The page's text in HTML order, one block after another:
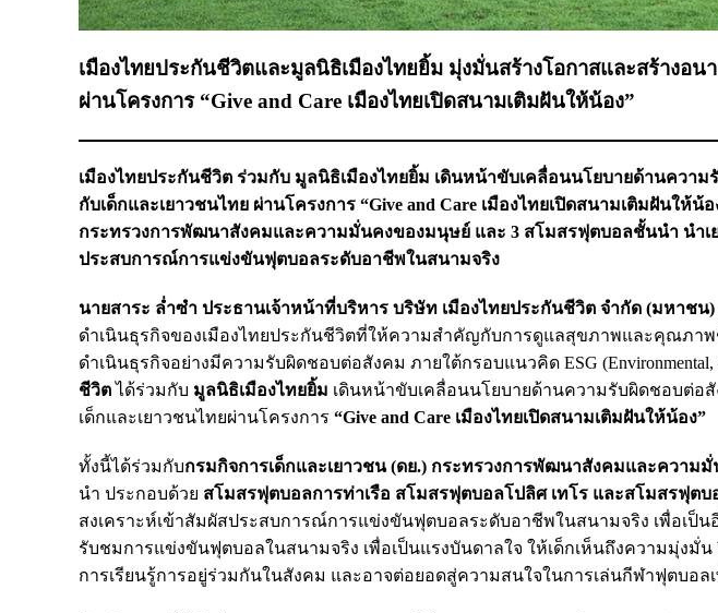
เมืองไทยประกันชีวิตและมูลนิธิเมืองไทยยิ้ม มุ่งมั่นสร้างโอกาสและสร้างอน
ผ่านโครงการ “Give and Care เมืองไทยเปิดสนามเติมฝันให้น้อง”
เมืองไทยประกันชีวิต ร่วมกับ มูลนิธิเมืองไทยยิ้ม เดินหน้าขับเคลื่อนนโยบายด้านควา
กับเด็กและเยาวชนไทย ผ่านโครงการ “Give and Care เมืองไทยเปิดสนามเติมฝันให้
กระทรวงการพัฒนาสังคมและความมั่นคงของมนุษย์ และ 3 สโมสรฟุตบอลชั้นนำ นำเ
ประสบการณ์การแข่งขันฟุตบอลระดับอาชีพในสนามจริง
นายสาระ ล่ำซำ ประธานเจ้าหน้าที่บริหาร บริษัท เมืองไทยประกันชีวิต จำกัด (มหาชน)
ดำเนินธุรกิจของเมืองไทยประกันชีวิตที่ให้ความสำคัญกับการดูแลสุขภาพและคุณภา
ดำเนินธุรกิจอย่างมีความรับผิดชอบต่อสังคม ภายใต้กรอบแนวคิด ESG (Environmental,
ชีวิตได้ร่วมกับ มูลนิธิเมืองไทยยิ้ม เดินหน้าขับเคลื่อนนโยบายด้านความรับผิดชอบต่อ
เด็กและเยาวชนไทยผ่านโครงการ “Give and Care เมืองไทยเปิดสนามเติมฝันให้น้อง”
ทั้งนี้ได้ร่วมกับกรมกิจการเด็กและเยาวชน (ดย.) กระทรวงการพัฒนาสังคมและความ
นำ ประกอบด้วย สโมสรฟุตบอลการท่าเรือ สโมสรฟุตบอลโปลิศ เทโร และสโมสรฟุตบ
สงเคราะห์เข้าสัมผัสประสบการณ์การแข่งขันฟุตบอลระดับอาชีพในสนามจริง เพื่อเป็
รับชมการแข่งขันฟุตบอลในสนามจริง เพื่อเป็นแรงบันดาลใจ ให้เด็กเห็นถึงความมุ่งมั่
การเรียนรู้การอยู่ร่วมกันในสังคม และอาจต่อยอดสู่ความสนใจในการเล่นกีฬาฟุตบอ